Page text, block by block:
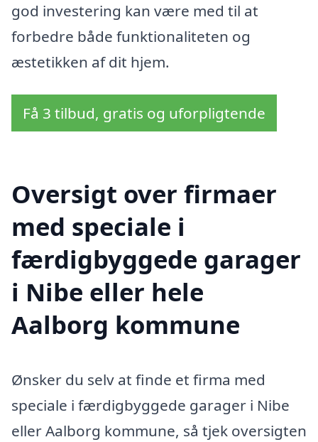
god investering kan være med til at
forbedre både funktionaliteten og
æstetikken af dit hjem.
Få 3 tilbud, gratis og uforpligtende
Oversigt over firmaer
med speciale i
færdigbyggede garager
i Nibe eller hele
Aalborg kommune
Ønsker du selv at finde et firma med
speciale i færdigbyggede garager i Nibe
eller Aalborg kommune, så tjek oversigten